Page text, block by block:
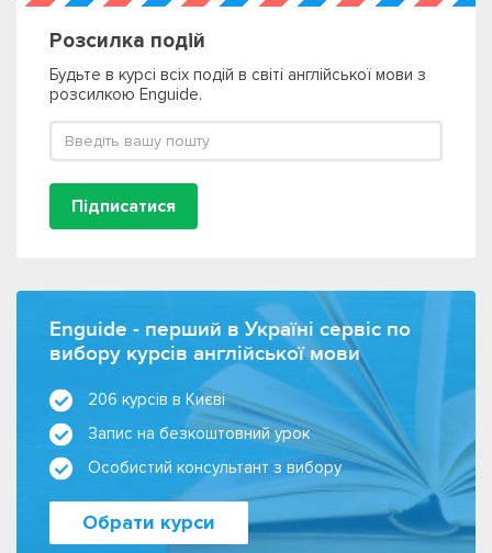
Розсилка подій
Будьте в курсі всіх подій в світі англійської мови з
розсилкою Enguide.
Підписатися
Enguide - перший в Україні сервіс по
вибору курсів англійської мови
206 курсів в Києві
Запис на безкоштовний урок
Особистий консультант з вибору
Обрати курси